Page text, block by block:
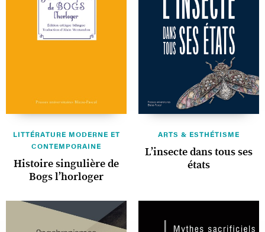
LITTÉRATURE MODERNE ET
CONTEMPORAINE
Histoire singulière de
Bogs l’horloger
ARTS & ESTHÉTISME
L’insecte dans tous ses
états